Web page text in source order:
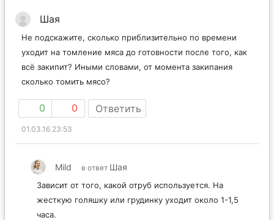
Шая
Не подскажите, сколько приблизительно по времени
уходит на томление мяса до готовности после того, как
всё закипит? Иными словами, от момента закипания
сколько томить мясо?
0 0 Ответить
01.03.16 23:53
Mild в ответ Шая
Зависит от того, какой отруб используется. На
жесткую голяшку или грудинку уходит около 1-1,5
часа.